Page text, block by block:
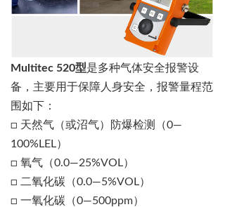
Multitec 520型是多种气体安全报警设
备，主要用于保障人身安全，报警量程范
围如下：
□ 天然气（或沼气）防爆检测（0—
100%LEL）
□ 氧气（0.0—25%VOL）
□ 二氧化碳（0.0—5%VOL）
□ 一氧化碳（0—500ppm）